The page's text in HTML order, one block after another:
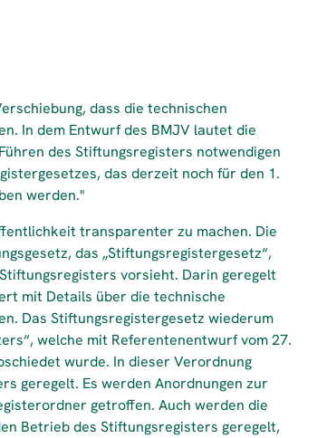
dass die technischen
In dem Entwurf des BMJV lautet die
des Stiftungsregisters notwendigen
das derzeit noch für den 1.
werden."
transparenter zu machen. Die
das „Stiftungsregistergesetz“,
vorsieht. Darin geregelt
mit Details über die technische
Das Stiftungsregistergesetz wiederum
welche mit Referentenentwurf vom 27.
wurde. In dieser Verordnung
geregelt. Es werden Anordnungen zur
getroffen. Auch werden die
Betrieb des Stiftungsregisters geregelt,